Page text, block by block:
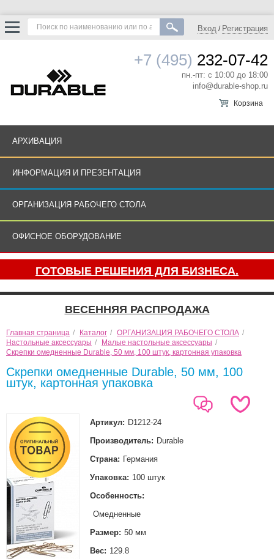
Вход / Регистрация
+7 (495) 232-07-42
пн.-пт: с 10:00 до 18:00
info@durable-shop.ru
Корзина
АРХИВАЦИЯ
ИНФОРМАЦИЯ И ПРЕЗЕНТАЦИЯ
ОРГАНИЗАЦИЯ РАБОЧЕГО СТОЛА
ОФИСНОЕ ОБОРУДОВАНИЕ
ГОТОВЫЕ РЕШЕНИЯ ДЛЯ БИЗНЕСА.
ВЕСЕННЯЯ РАСПРОДАЖА
Главная страница / Каталог / ОРГАНИЗАЦИЯ РАБОЧЕГО СТОЛА /
Настольные аксессуары / Малые настольные аксессуары /
Скрепки омедненные Durable, 50 мм, 100 штук, картонная упаковка
Скрепки омедненные Durable, 50 мм, 100
штук, картонная упаковка
Артикул: D1212-24
Производитель: Durable
Страна: Германия
Упаковка: 100 штук
Особенность:
Омедненные
Размер: 50 мм
Вес: 129.8